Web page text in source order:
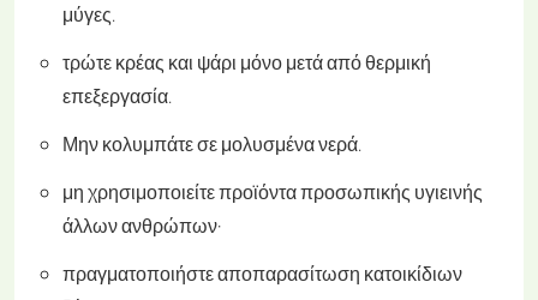
μύγες.
τρώτε κρέας και ψάρι μόνο μετά από θερμική
επεξεργασία.
Μην κολυμπάτε σε μολυσμένα νερά.
μη χρησιμοποιείτε προϊόντα προσωπικής υγιεινής
άλλων ανθρώπων·
πραγματοποιήστε αποπαρασίτωση κατοικίδιων